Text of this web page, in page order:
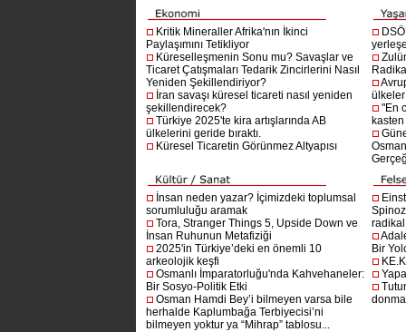
Kritik Mineraller Afrika'nın İkinci
Paylaşımını Tetikliyor
Küreselleşmenin Sonu mu? Savaşlar ve
Ticaret Çatışmaları Tedarik Zincirlerini Nasıl
Yeniden Şekillendiriyor?
İran savaşı küresel ticareti nasıl yeniden
şekillendirecek?
Türkiye 2025'te kira artışlarında AB
ülkelerini geride bıraktı.
Küresel Ticaretin Görünmez Altyapısı
"En
İnsan neden yazar? İçimizdeki toplumsal
sorumluluğu aramak
Tora, Stranger Things 5, Upside Down ve
İnsan Ruhunun Metafiziği
2025'in Türkiye’deki en önemli 10
arkeolojik keşfi
Osmanlı İmparatorluğu'nda Kahvehaneler:
Bir Sosyo-Politik Etki
Osman Hamdi Bey’i bilmeyen varsa bile
herhalde Kaplumbağa Terbiyecisi’ni
bilmeyen yoktur ya “Mihrap” tablosu...
Bir